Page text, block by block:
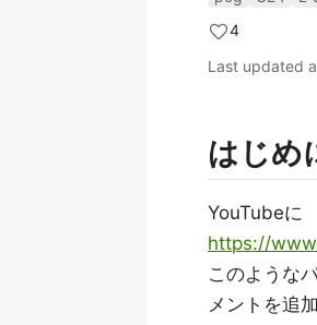
4
Last updated
はじめ
YouTubeに
https://
このような
メントを追